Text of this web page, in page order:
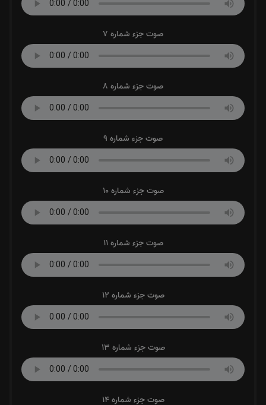
صوت جزء شماره 7
صوت جزء شماره 8
صوت جزء شماره 9
صوت جزء شماره 10
صوت جزء شماره 11
صوت جزء شماره 12
صوت جزء شماره 13
صوت جزء شماره 14